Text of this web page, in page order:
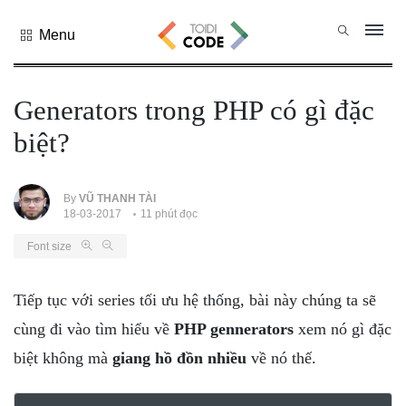
Tất cả
danh mục
PHP
PYTHON
NODE.JS
JAVA CORE
SQL
HTML
CSS
THỦ THUẬT
Menu
Generators trong PHP có gì đặc
biệt?
By VŨ THANH TÀI
18-03-2017
11 phút đọc
Font size
Tiếp tục với series tối ưu hệ thống, bài này chúng ta sẽ
cùng đi vào tìm hiểu về PHP gennerators xem nó gì đặc
biệt không mà giang hồ đồn nhiều về nó thế.